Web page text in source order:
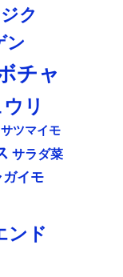
ク
ン
チャ
リ
サツマイモ
サラダ菜
イモ
ンド